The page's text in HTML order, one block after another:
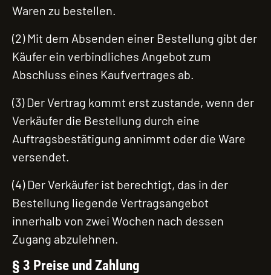
Waren zu bestellen.
(2) Mit dem Absenden einer Bestellung gibt der
Käufer ein verbindliches Angebot zum
Abschluss eines Kaufvertrages ab.
(3) Der Vertrag kommt erst zustande, wenn der
Verkäufer die Bestellung durch eine
Auftragsbestätigung annimmt oder die Ware
versendet.
(4) Der Verkäufer ist berechtigt, das in der
Bestellung liegende Vertragsangebot
innerhalb von zwei Wochen nach dessen
Zugang abzulehnen.
§ 3 Preise und Zahlung